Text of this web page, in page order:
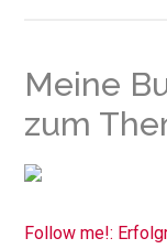
Meine
zum
Follow me!: